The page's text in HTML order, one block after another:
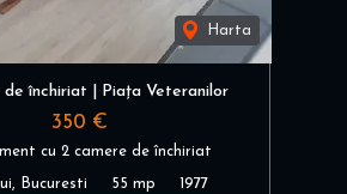
Harta
de închiriat | Piața Veteranilor
350 €
cu 2 camere de închiriat
Bucuresti 55 mp 1977